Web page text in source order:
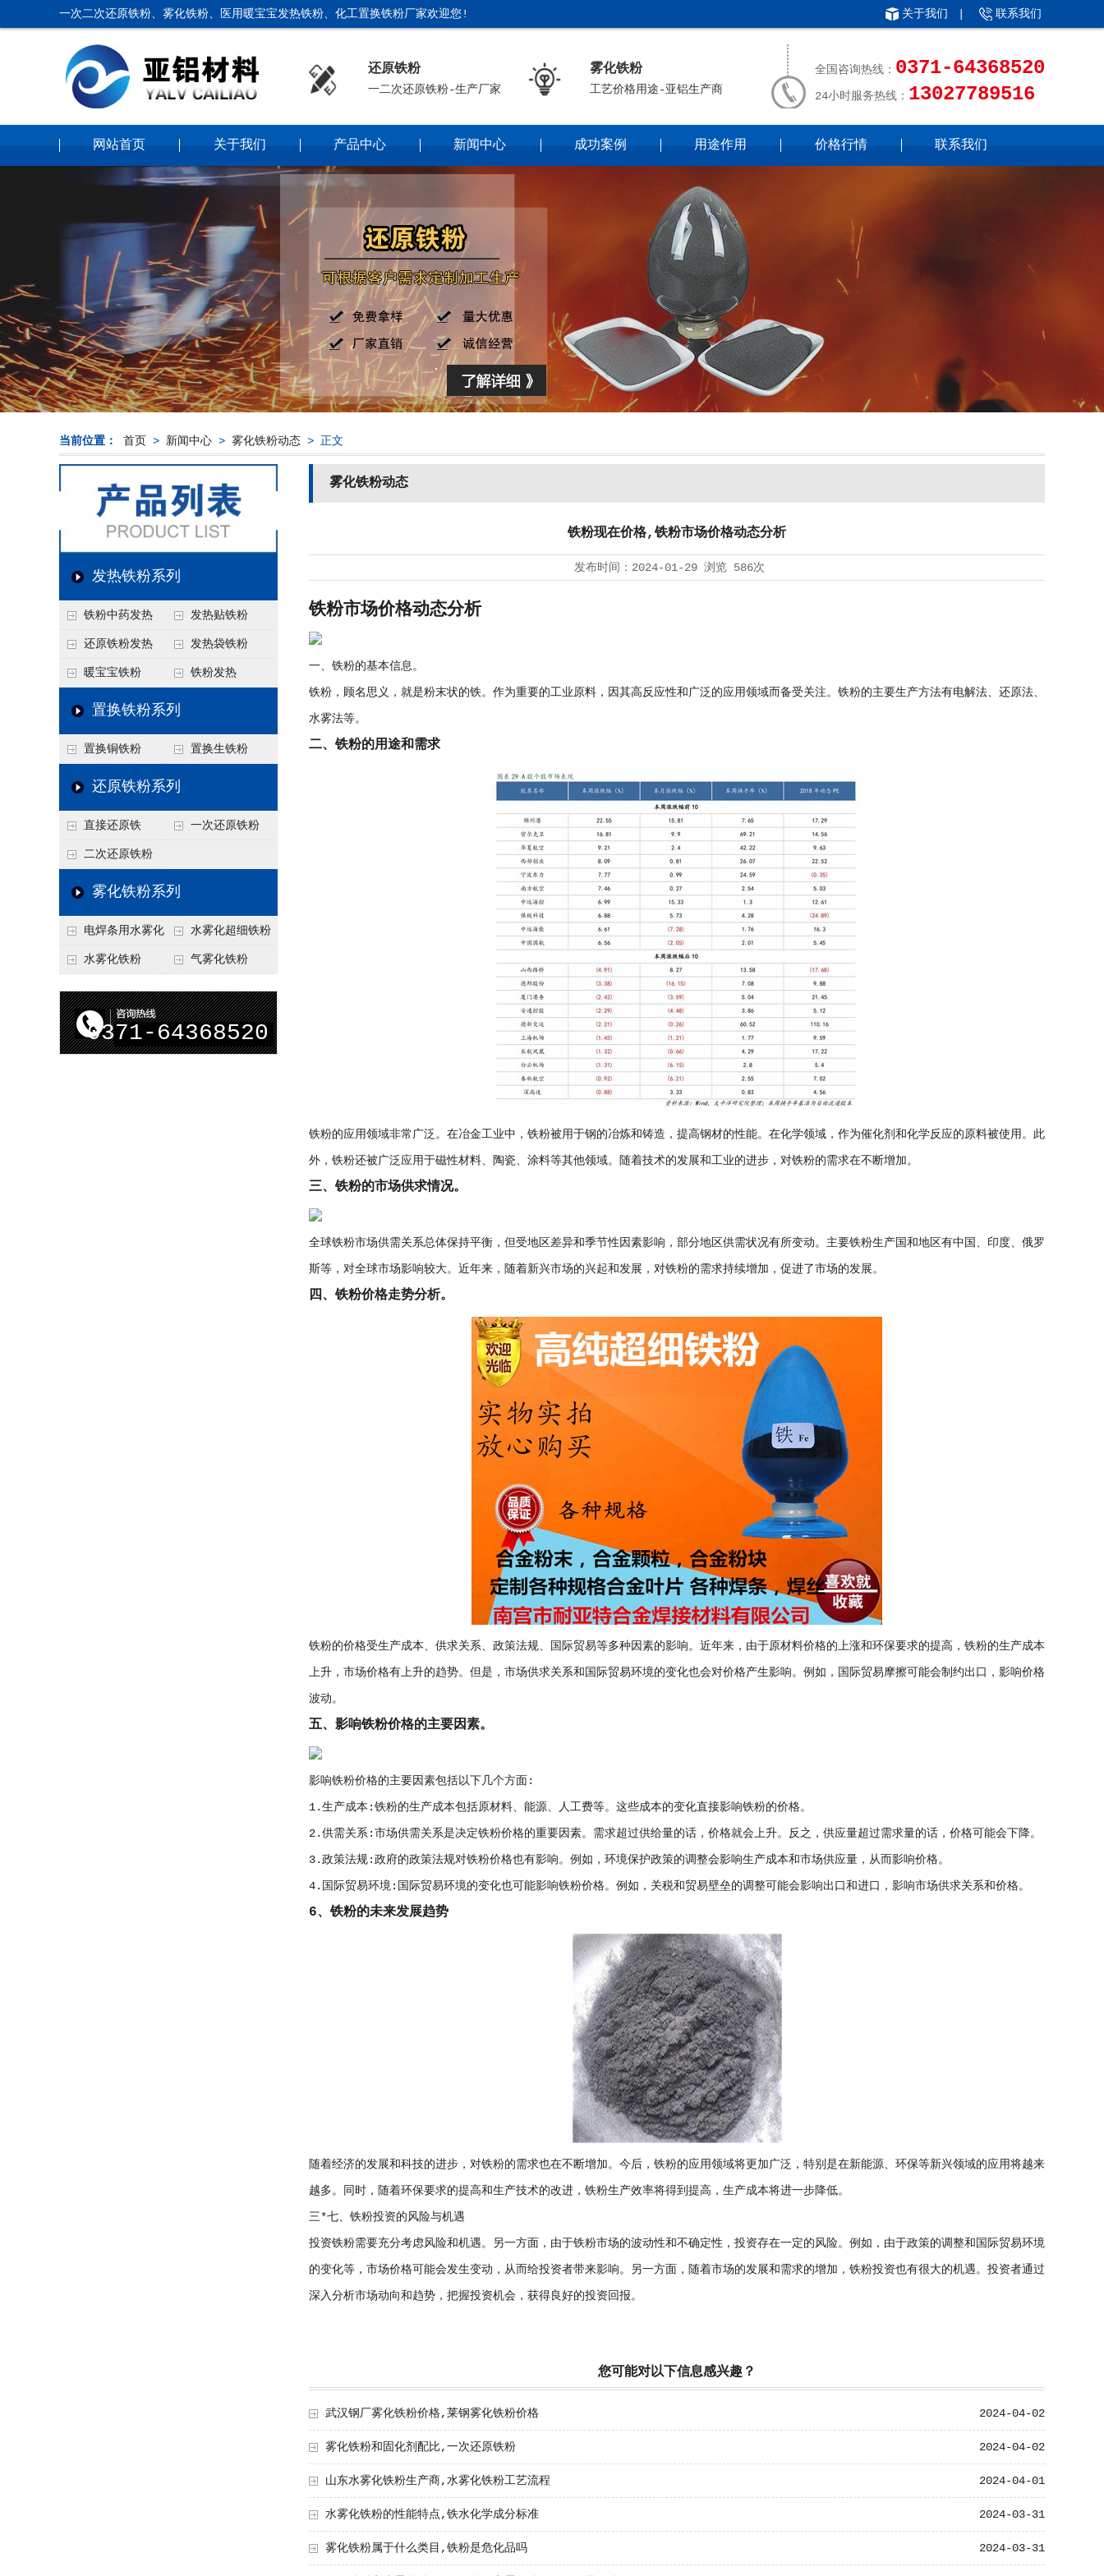
一次二次还原铁粉、雾化铁粉、医用暖宝宝发热铁粉、化工置换铁粉厂家欢迎您! 关于我们 联系我们
还原铁粉
一二次还原铁粉-生产厂家
雾化铁粉
工艺价格用途-亚铝生产商
全国咨询热线： 0371-64368520
24小时服务热线： 13027789516
网站首页 关于我们 产品中心 新闻中心 成功案例 用途作用 价格行情 联系我们
当前位置： 首页 > 新闻中心 > 雾化铁粉动态 > 正文
发热铁粉系列
铁粉中药发热 发热贴铁粉
还原铁粉发热 发热袋铁粉
暖宝宝铁粉 铁粉发热
置换铁粉系列
置换铜铁粉 置换生铁粉
还原铁粉系列
直接还原铁 一次还原铁粉
二次还原铁粉
雾化铁粉系列
电焊条用水雾化
铁粉
水雾化超细铁粉
水雾化铁粉 气雾化铁粉
0371-64368520
雾化铁粉动态
铁粉现在价格,铁粉市场价格动态分析
发布时间： 2024-01-29 浏览 586次
铁粉市场价格动态分析
一、铁粉的基本信息。
铁粉，顾名思义，就是粉末状的铁。作为重要的工业原料，因其高反应性和广泛的应用领域而备受关注。铁粉的主要生产方法有电解法、还原法、
水雾法等。
二、铁粉的用途和需求
铁粉的应用领域非常广泛。在冶金工业中，铁粉被用于钢的冶炼和铸造，提高钢材的性能。在化学领域，作为催化剂和化学反应的原料被使用。此
外，铁粉还被广泛应用于磁性材料、陶瓷、涂料等其他领域。随着技术的发展和工业的进步，对铁粉的需求在不断增加。
三、铁粉的市场供求情况。
全球铁粉市场供需关系总体保持平衡，但受地区差异和季节性因素影响，部分地区供需状况有所变动。主要铁粉生产国和地区有中国、印度、俄罗
斯等，对全球市场影响较大。近年来，随着新兴市场的兴起和发展，对铁粉的需求持续增加，促进了市场的发展。
四、铁粉价格走势分析。
铁粉的价格受生产成本、供求关系、政策法规、国际贸易等多种因素的影响。近年来，由于原材料价格的上涨和环保要求的提高，铁粉的生产成本
上升，市场价格有上升的趋势。但是，市场供求关系和国际贸易环境的变化也会对价格产生影响。例如，国际贸易摩擦可能会制约出口，影响价格
波动。
五、影响铁粉价格的主要因素。
影响铁粉价格的主要因素包括以下几个方面:
1.生产成本:铁粉的生产成本包括原材料、能源、人工费等。这些成本的变化直接影响铁粉的价格。
2.供需关系:市场供需关系是决定铁粉价格的重要因素。需求超过供给量的话，价格就会上升。反之，供应量超过需求量的话，价格可能会下降。
3.政策法规:政府的政策法规对铁粉价格也有影响。例如，环境保护政策的调整会影响生产成本和市场供应量，从而影响价格。
4.国际贸易环境:国际贸易环境的变化也可能影响铁粉价格。例如，关税和贸易壁垒的调整可能会影响出口和进口，影响市场供求关系和价格。
6、铁粉的未来发展趋势
随着经济的发展和科技的进步，对铁粉的需求也在不断增加。今后，铁粉的应用领域将更加广泛，特别是在新能源、环保等新兴领域的应用将越来
越多。同时，随着环保要求的提高和生产技术的改进，铁粉生产效率将得到提高，生产成本将进一步降低。
三*七、铁粉投资的风险与机遇
投资铁粉需要充分考虑风险和机遇。另一方面，由于铁粉市场的波动性和不确定性，投资存在一定的风险。例如，由于政策的调整和国际贸易环境
的变化等，市场价格可能会发生变动，从而给投资者带来影响。另一方面，随着市场的发展和需求的增加，铁粉投资也有很大的机遇。投资者通过
深入分析市场动向和趋势，把握投资机会，获得良好的投资回报。
您可能对以下信息感兴趣？
2024-04-02
武汉钢厂雾化铁粉价格,莱钢雾化铁粉价格
2024-04-02
雾化铁粉和固化剂配比,一次还原铁粉
2024-04-01
山东水雾化铁粉生产商,水雾化铁粉工艺流程
2024-03-31
水雾化铁粉的性能特点,铁水化学成分标准
2024-03-31
雾化铁粉属于什么类目,铁粉是危化品吗